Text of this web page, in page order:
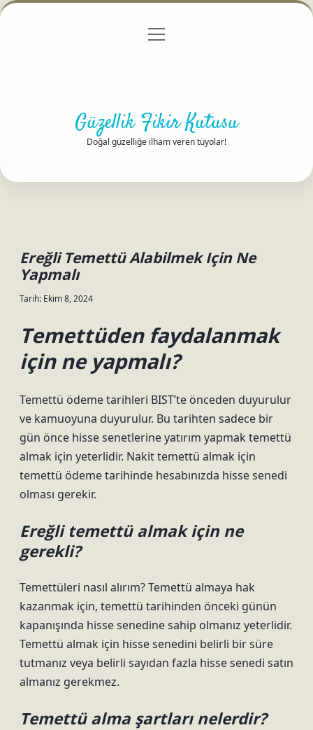
Gizlilik Politikası
menüyü
Güzellik Fikir Kutusu
Doğal güzelliğe ilham veren tüyolar!
Ereğli Temettü Alabilmek Için Ne
Yapmalı
Tarih: Ekim 8, 2024
Temettüden faydalanmak
için ne yapmalı?
Temettü ödeme tarihleri ​​BIST’te önceden duyurulur
ve kamuoyuna duyurulur. Bu tarihten sadece bir
gün önce hisse senetlerine yatırım yapmak temettü
almak için yeterlidir. Nakit temettü almak için
temettü ödeme tarihinde hesabınızda hisse senedi
olması gerekir.
Ereğli temettü almak için ne
gerekli?
Temettüleri nasıl alırım? Temettü almaya hak
kazanmak için, temettü tarihinden önceki günün
kapanışında hisse senedine sahip olmanız yeterlidir.
Temettü almak için hisse senedini belirli bir süre
tutmanız veya belirli sayıdan fazla hisse senedi satın
almanız gerekmez.
Temettü alma şartları nelerdir?